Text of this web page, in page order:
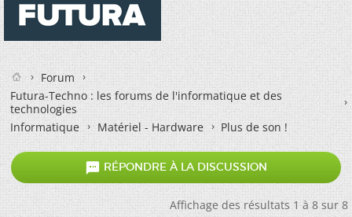
Forum
Futura-Techno : les forums de l'informatique et des
technologies
Informatique
Matériel - Hardware Plus de son !
 RÉPONDRE À LA DISCUSSION
Affichage des résultats 1 à 8 sur 8